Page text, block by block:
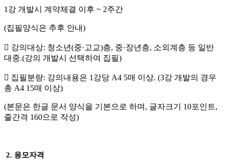
1 강 개발시 계약체결 이후 ~ 2주간
(집필양식은 추후 안내)
 강의대상: 청소년(중·고교)층, 중·장년층, 소외계층 등 일반
대중.(강의 개발시 선택하여 집필)
 집필분량: 강의내용은 1 강당 A4 5매 이상. (3강 개발의 경우
총 A4 15매 이상)
(본문은 한글 문서 양식을 기본으로 하며 , 글자크기 10포인트,
줄간격 160으로 작성)
2. 응모자격